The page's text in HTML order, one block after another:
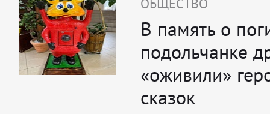
ОБЩЕСТВО
В память о
подольчанке
«оживили»
сказок